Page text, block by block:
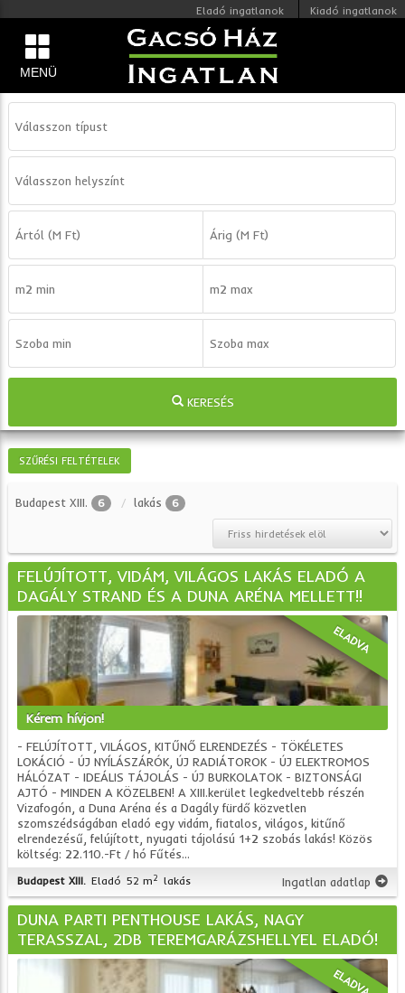
MENÜ
Eladó ingatlanok Kiadó ingatlanok
KERESÉS
SZŰRÉSI FELTÉTELEK
Budapest XIII. 6 lakás 6
FELÚJÍTOTT, VIDÁM, VILÁGOS LAKÁS ELADÓ A
DAGÁLY STRAND ÉS A DUNA ARÉNA MELLETT!!
ELADVA
Kérem hívjon!
- FELÚJÍTOTT, VILÁGOS, KITŰNŐ ELRENDEZÉS - TÖKÉLETES
LOKÁCIÓ - ÚJ NYÍLÁSZÁRÓK, ÚJ RADIÁTOROK - ÚJ ELEKTROMOS
HÁLÓZAT - IDEÁLIS TÁJOLÁS - ÚJ BURKOLATOK - BIZTONSÁGI
AJTÓ - MINDEN A KÖZELBEN! A XIII.kerület legkedveltebb részén
Vizafogón, a Duna Aréna és a Dagály fürdő közvetlen
szomszédságában eladó egy vidám, fiatalos, világos, kitűnő
elrendezésű, felújított, nyugati tájolású 1+2 szobás lakás! Közös
költség: 22.110.-Ft / hó Fűtés...
Budapest XIII. Eladó 52 m2 lakás Ingatlan adatlap
DUNA PARTI PENTHOUSE LAKÁS, NAGY
TERASSZAL, 2DB TEREMGARÁZSHELLYEL ELADÓ!
ELADVA